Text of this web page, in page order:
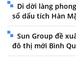
Di dời làng
sổ dấu tích Hàn
Sun Group đề
đô thị mới Bình